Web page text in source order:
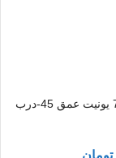
رک دیواری 7 یونیت عمق 45-درب